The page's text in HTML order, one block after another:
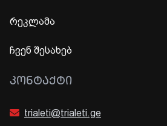
რეკლამა
ჩვენ შესახებ
ᲙᲝᲜᲢᲐᲥᲢᲘ
trialeti@trialeti.ge